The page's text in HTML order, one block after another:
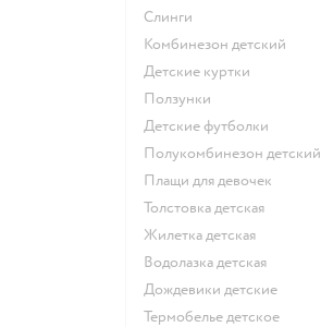
Слинги
Комбинезон детский
Детские куртки
Ползунки
Детские футболки
Полукомбинезон детский
Плащи для девочек
Толстовка детская
Жилетка детская
Водолазка детская
Дождевики детские
Термобелье детское